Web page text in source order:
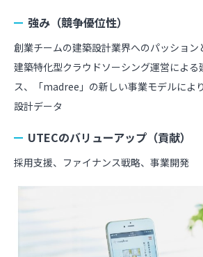
強み（競争優位性）
創業チームの建築設計業界へのパッション
建築特化型クラウドソーシング運営による
ス、「madree」の新しい事業モデルによ
設計データ
UTECのバリューアップ（貢献）
採用支援、ファイナンス戦略、事業開発